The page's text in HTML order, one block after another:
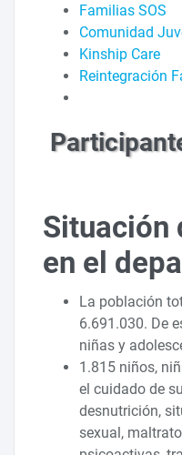
Familias SOS
Comunidad
Kinship Care
Reintegración
Situación
en el
La población
6.691.030. De
niñas y
1.815 niños,
el cuidado de
desnutrición,
sexual,